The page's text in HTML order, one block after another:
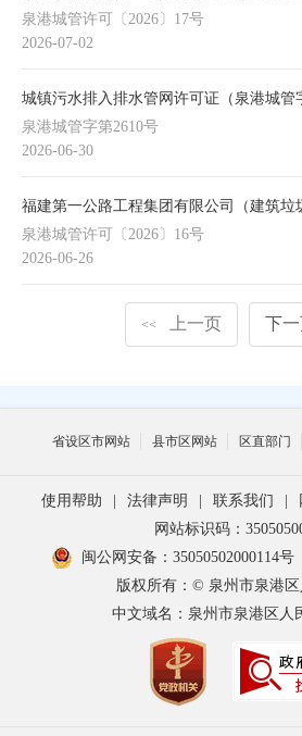
泉港城管许可〔2026〕17号
2026-07-02
城镇污水排入排水管网许可证（泉港城管
泉港城管字第2610号
2026-06-30
福建第一公路工程集团有限公司（建筑垃
泉港城管许可〔2026〕16号
2026-06-26
<< 上一页 下
省设区市网站 县市区网站 区直部门
使用帮助 | 法律声明 | 联系我们 |
网站标识码：
闽公网安备：35050502000114号
版权所有：© 泉州市泉港
中文域名：泉州市泉港区人